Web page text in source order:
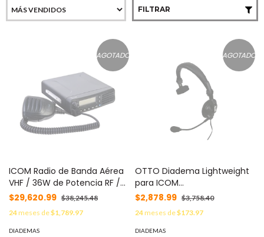
FILTRAR
AGOTADO
ICOM Radio de Banda Aérea
VHF / 36W de Potencia RF /
200 Canales de Memoria /
Cancelación Activa de Ruido
/ Bluetooth® Opcional / IP54
Resistente al Polvo y Agua /
$29,620.99 $38,245.48
24meses de$1,789.97
DIADEMAS
AGOTADO
OTTO Diadema Lightweight
para ICOM
ICF50/60/50V/60V/3161/4161
MOD: V4-10514
$2,878.99 $3,758.40
24meses de$173.97
DIADEMAS